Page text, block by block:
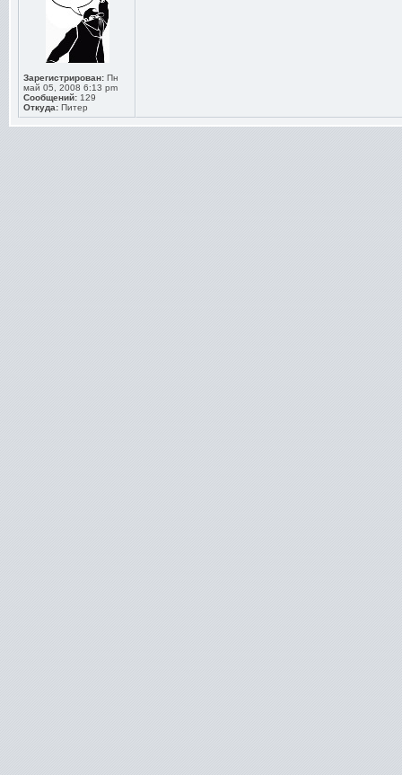
Зарегистрирован: Пн
май 05, 2008 6:13 pm
Сообщений: 129
Откуда: Питер